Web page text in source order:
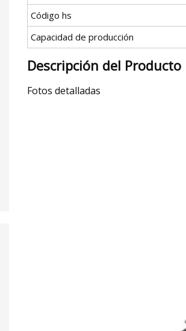
Código hs
Capacidad de producción
Descripción del Producto
Fotos detalladas